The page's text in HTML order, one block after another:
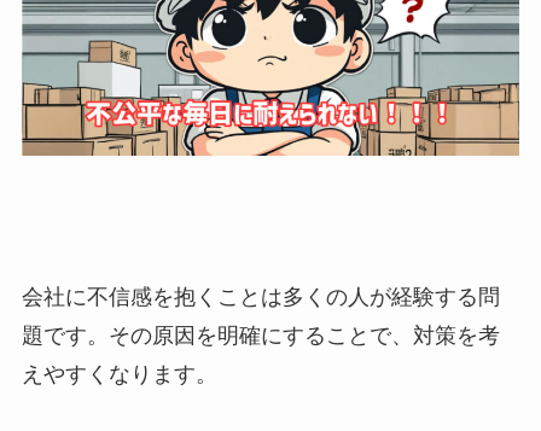
会社に不信感を抱くことは多くの人が経験する問
題です。その原因を明確にすることで、対策を考
えやすくなります。